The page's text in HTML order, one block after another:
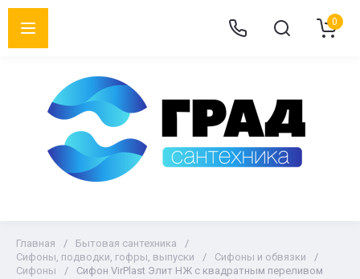
0
Главная / Бытовая сантехника
/
Сифоны, подводки, гофры, выпуски
/ Сифоны и обвязки
/
Сифоны
/ Сифон VirPlast Элит НЖ с квадратным переливом